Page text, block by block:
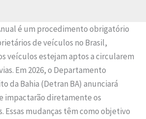
é um procedimento obrigatório
de veículos no Brasil,
veículos estejam aptos a circularem
Em 2026, o Departamento
da Bahia (Detran BA) anunciará
impactarão diretamente os
Essas mudanças têm como objetivo